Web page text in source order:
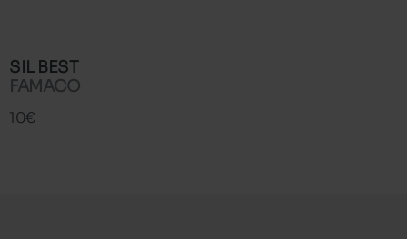
SIL BEST
FAMACO
10€